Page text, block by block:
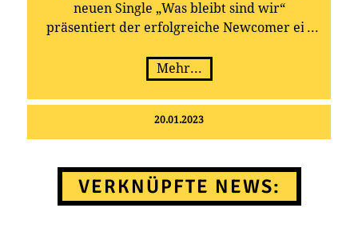
neuen Single „Was bleibt sind wir“
präsentiert der erfolgreiche Newcomer ein
Longplayer „Aus meiner Seele“ – eine
bewegende, packend arrangierte Ode auf die
Freundschaft, die in ein echtes
Gänsehautfinale mündet.
Mehr...
20.01.2023
VERKNÜPFTE NEWS: